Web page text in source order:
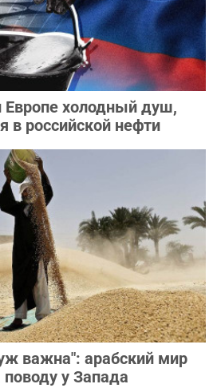
Европе холодный душ,
в российской нефти
важна": арабский мир
поводу у Запада